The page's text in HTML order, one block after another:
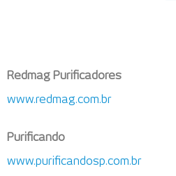
Redmag Purificadores
www.redmag.com.br
Purificando
www.purificandosp.com.br